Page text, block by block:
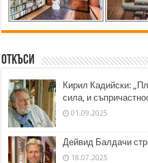
Откъси
Кирил Кадийски:
сила, и
01.09.2025
Дейвид Балдачи
18.07.2025